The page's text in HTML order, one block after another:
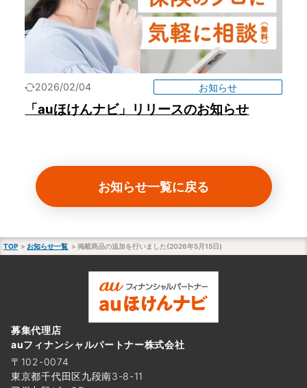
2026/02/04 お知らせ
「auほけんナビ」リリースのお知らせ
お知らせ一覧に戻る
TOP お知らせ一覧 掲載商品の追加を行いました(2026年5月15日)
募集代理店
auフィナンシャルパートナー株式会社
〒102-0074
東京都千代田区九段南3-8-11